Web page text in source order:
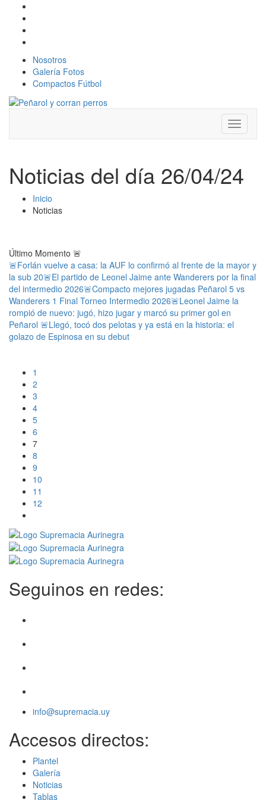
Nosotros
Galería Fotos
Compactos Fútbol
Toggle
Noticias del día 26/04/24
Inicio
Noticias
Último Momento 🚨
🚨Forlán vuelve a casa: la AUF lo confirmó al frente de la mayor y
la sub 20🚨El partido de Leonel Jaime ante Wanderers por la final
del intermedio 2026🚨Compacto mejores jugadas Peñarol 5 vs
Wanderers 1 Final Torneo Intermedio 2026🚨Leonel Jaime la
rompió de nuevo: jugó, hizo jugar y marcó su primer gol en
Peñarol 🚨Llegó, tocó dos pelotas y ya está en la historia: el
golazo de Espinosa en su debut
1
2
3
4
5
6
7
8
9
10
11
12
Seguinos en redes:
info@supremacia.uy
Accesos directos:
Plantel
Galería
Noticias
Tablas